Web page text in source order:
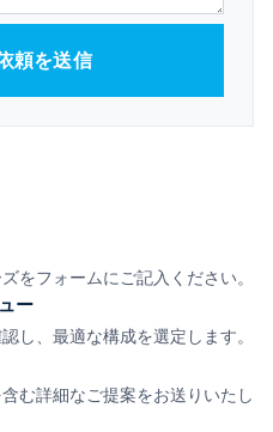
をフォームにご記入ください。
ー
し、最適な構成を選定します。
む詳細なご提案をお送りいたし
頼を送信